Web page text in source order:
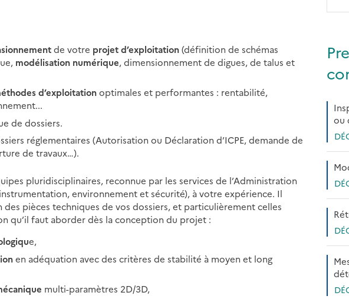
de votre projet d’exploitation(définition de schémas
modélisation numérique, dimensionnement de digues, de talus et
d’exploitationoptimales et performantes : rentabilité,
de dossiers.
réglementaires (Autorisation ou Déclaration d’ICPE, demande de
de travaux…).
pluridisciplinaires, reconnue par les services de l’Administration
environnement et sécurité), à votre expérience. Il
des pièces techniques de vos dossiers, et particulièrement celles
qu’il faut aborder dès la conception du projet :
e,
en adéquation avec des critères de stabilité à moyen et long
multi-paramètres 2D/3D,
ou